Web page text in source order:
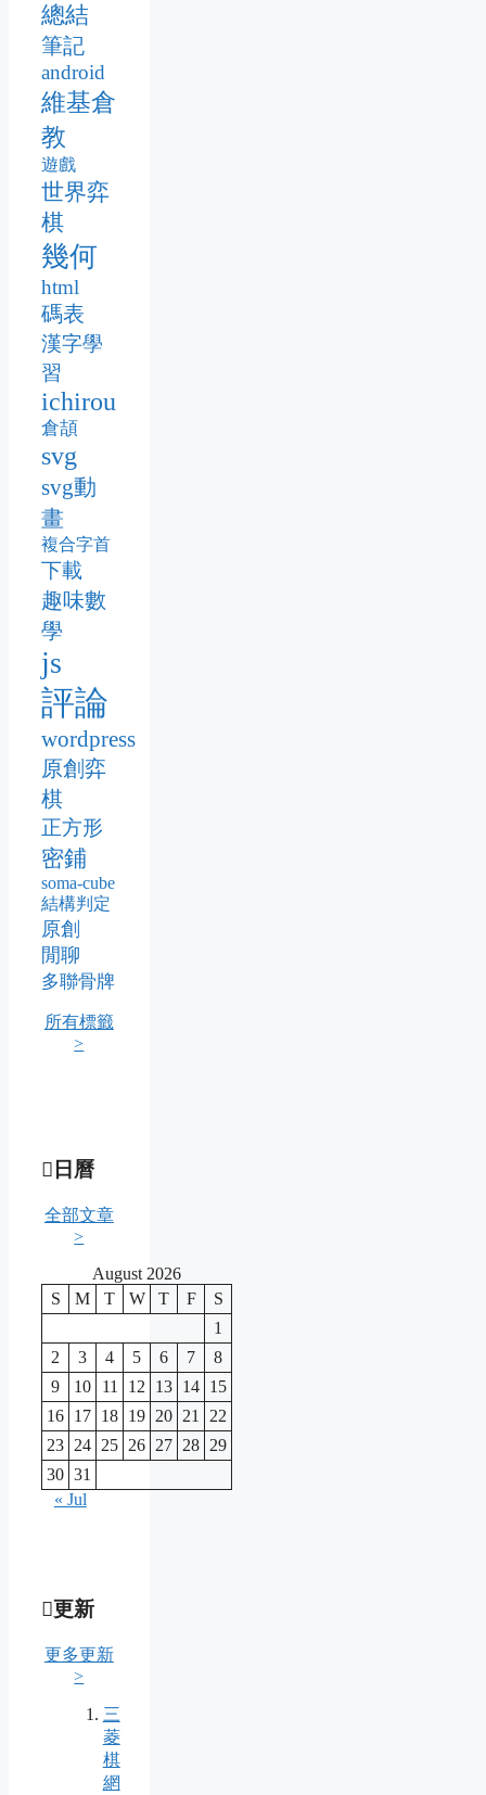
總結
筆記
android
維基倉
教
遊戲
世界弈
棋
幾何
html
碼表
漢字學
習
ichirou
倉頡
svg
svg動
畫
複合字首
下載
趣味數
學
js
評論
wordpress
原創弈
棋
正方形
密鋪
soma-cube
結構判定
原創
閒聊
多聯骨牌
所有標籤
>
日曆
全部文章
>
August 2026
S
M T W T F
S
1
2
3 4 5 6 7
8
9
10 11 12 13 14 15
16 17 18 19 20 21
22
23 24 25 26 27 28 29
30 31
« Jul
更新
更多更新
>
三
菱
棋
網